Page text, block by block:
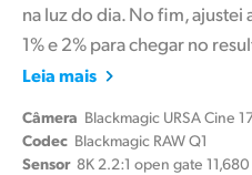
na luz do dia. No fim, ajustei
1% e 2% para chegar no
Leia mais
Câmera Blackmagic URSA Cine
Codec Blackmagic RAW Q1
Sensor 8K 2.2:1 open gate